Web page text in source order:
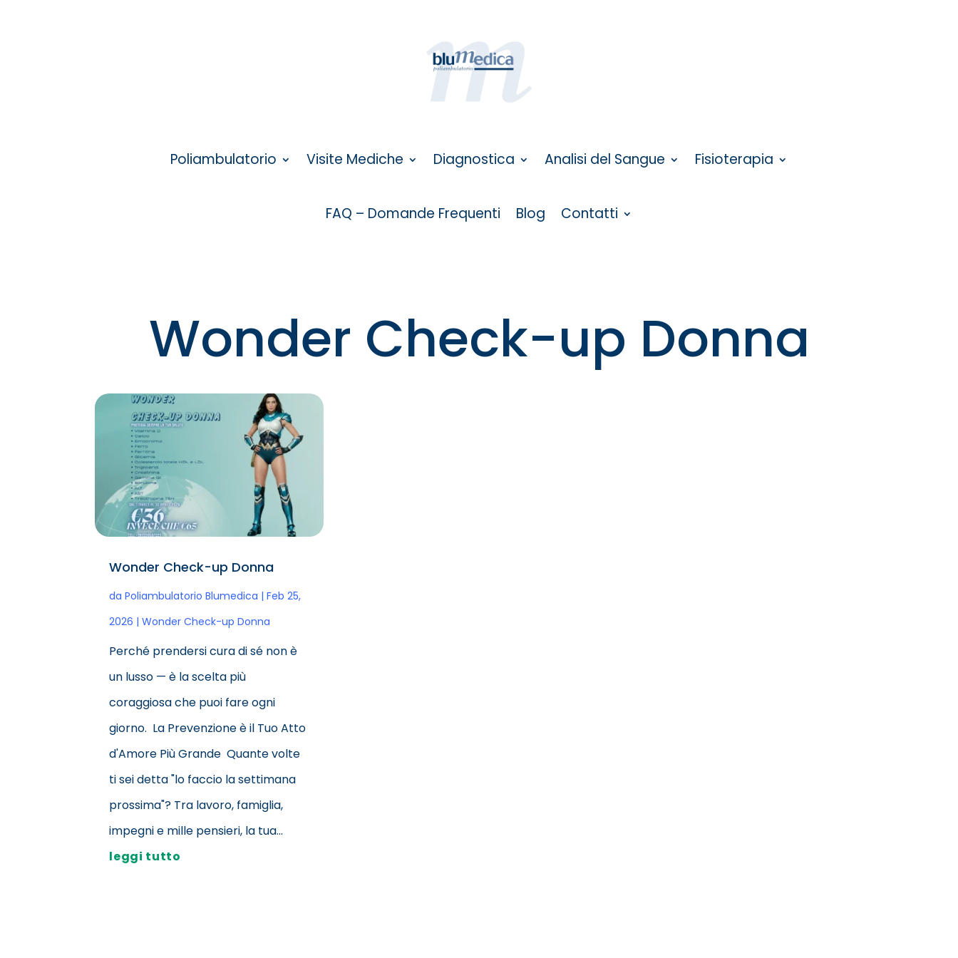
Poliambulatorio Visite Mediche Diagnostica Analisi del Sangue Fisioterapia
FAQ – Domande Frequenti Blog Contatti
Wonder Check-up Donna
Wonder Check-up Donna
daPoliambulatorio Blumedica |Feb 25,
2026 |Wonder Check-up Donna
Perché prendersi cura di sé non è
un lusso — è la scelta più
coraggiosa che puoi fare ogni
giorno. La Prevenzione è il Tuo Atto
d'Amore Più Grande Quante volte
ti sei detta "lo faccio la settimana
prossima"? Tra lavoro, famiglia,
impegni e mille pensieri, la tua...
leggi tutto